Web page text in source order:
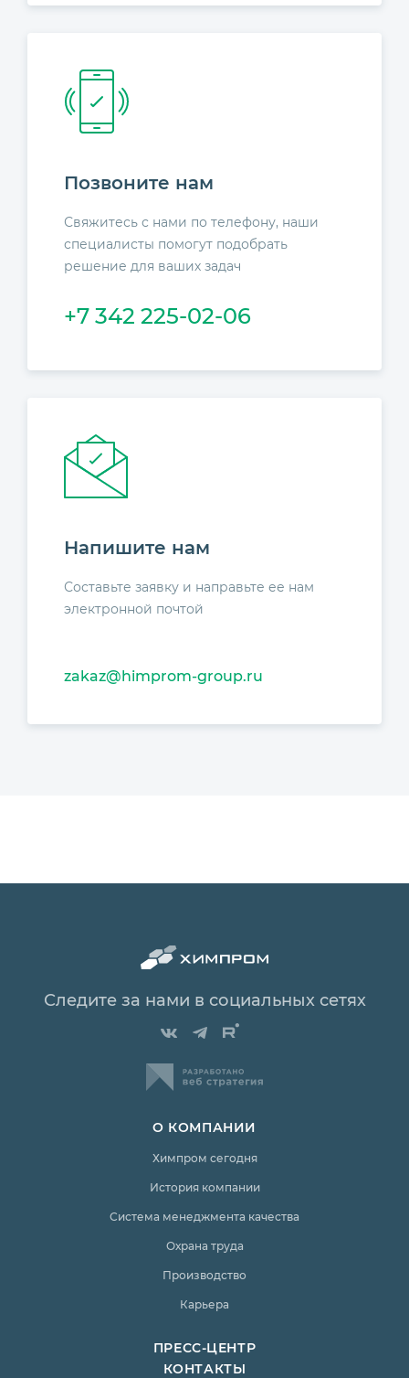
Позвоните нам
Свяжитесь с нами по телефону, наши
специалисты помогут подобрать
решение для ваших задач
+7 342 225-02-06
Напишите нам
Составьте заявку и направьте ее нам
электронной почтой
zakaz@himprom-group.ru
Следите за нами в социальных сетях
О КОМПАНИИ
Химпром сегодня
История компании
Система менеджмента качества
Охрана труда
Производство
Карьера
ПРЕСС-ЦЕНТР
КОНТАКТЫ